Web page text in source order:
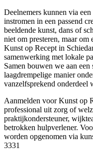
Deelnemers kunnen via
instromen in een passend
beeldende kunst, dans of
niet om presteren, maar om
Kunst op Recept in
samenwerking met lokale
Samen bouwen we aan
laagdrempelige manier
vanzelfsprekend onderdeel
Aanmelden voor Kunst op
professional uit zorg of
praktijkondersteuner,
betrokken hulpverlener.
worden opgenomen via
3331